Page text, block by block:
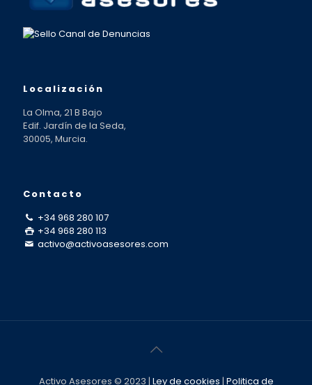
Localización
La Olma, 21 B Bajo
Edif. Jardín de la Seda,
30005, Murcia.
Contacto
+34 968 280 107
+34 968 280 113
activo@activoasesores.com
Activo Asesores © 2023 | Ley de cookies | Politica de